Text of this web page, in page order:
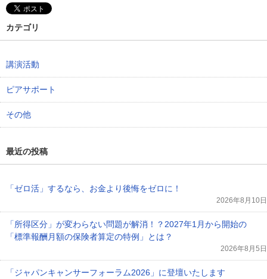
カテゴリ
講演活動
ピアサポート
その他
最近の投稿
「ゼロ活」するなら、お金より後悔をゼロに！
2026年8月10日
「所得区分」が変わらない問題が解消！？2027年1月から開始の
「標準報酬月額の保険者算定の特例」とは？
2026年8月5日
「ジャパンキャンサーフォーラム2026」に登壇いたします